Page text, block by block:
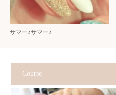
サマー♪サマー♪
Course